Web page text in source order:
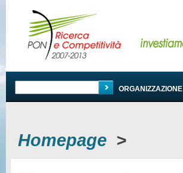
PROGRAMMA ORGANIZZAZIONE
Homepage >